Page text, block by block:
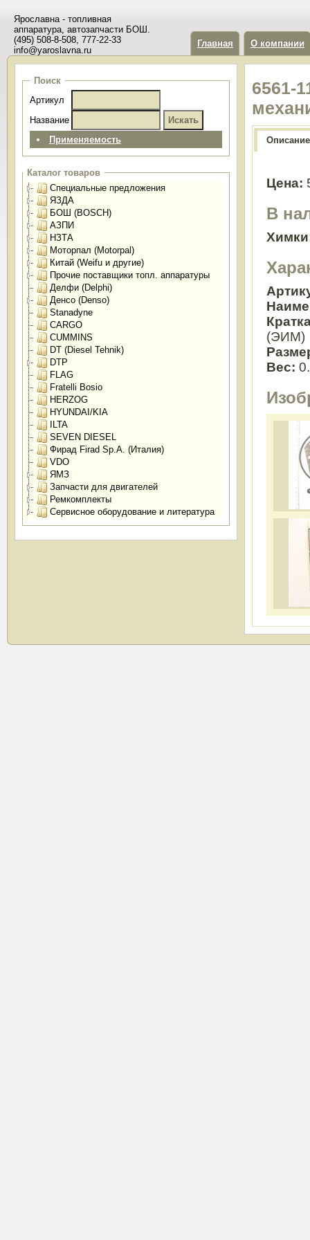
Ярославна - топливная
аппаратура, автозапчасти БОШ.
(495) 508-8-508, 777-22-33
info@yaroslavna.ru
Главная О компании
Поиск
Артикул
Название
Применяемость
Каталог товаров
Специальные предложения
ЯЗДА
БОШ (BOSCH)
АЗПИ
НЗТА
Моторпал (Motorpal)
Китай (Weifu и другие)
Прочие поставщики топл. аппаратуры
Делфи (Delphi)
Денсо (Denso)
Stanadyne
CARGO
CUMMINS
DT (Diesel Tehnik)
DTP
FLAG
Fratelli Bosio
HERZOG
HYUNDAI/KIA
ILTA
SEVEN DIESEL
Фирад Firad Sp.A. (Италия)
VDO
ЯМЗ
Запчасти для двигателей
Ремкомплекты
Сервисное оборудование и литература
6561-
Описание
Цена:
В
(ЭИМ)
Вес: